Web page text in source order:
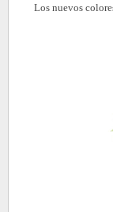
Los nuevos